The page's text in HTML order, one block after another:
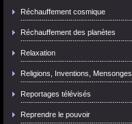
Réchauffement cosmique
Réchauffement des planètes
Relaxation
Religions, Inventions, Mensonges
Reportages télévisés
Reprendre le pouvoir